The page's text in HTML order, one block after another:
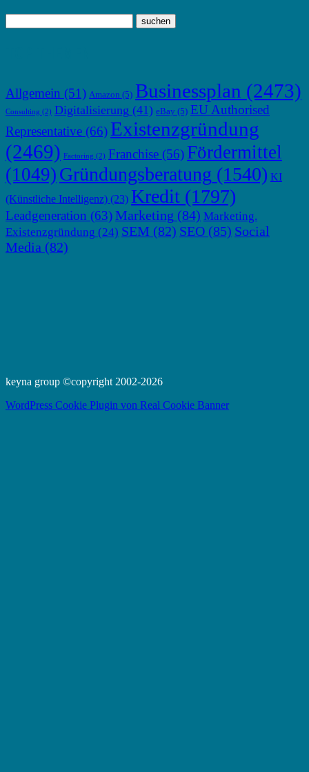
Allgemein (51) Amazon (5) Businessplan (2473)
Consulting (2) Digitalisierung (41) eBay (5) EU Authorised
Representative (66) Existenzgründung
(2469) Factoring (2) Franchise (56) Fördermittel
(1049) Gründungsberatung (1540) KI
(Künstliche Intelligenz) (23) Kredit (1797)
Leadgeneration (63)Marketing (84) Marketing.
Existenzgründung (24) SEM (82) SEO (85) Social
Media (82)
keyna group ©copyright 2002-2026
WordPress Cookie Plugin von Real Cookie Banner